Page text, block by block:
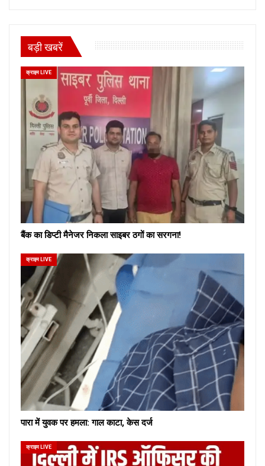
बड़ी खबरें
क्राइम LIVE
बैंक का डिप्टी मैनेजर निकला साइबर ठगों का सरगना!
क्राइम LIVE
पारा में युवक पर हमला: गाल काटा, केस दर्ज
क्राइम LIVE